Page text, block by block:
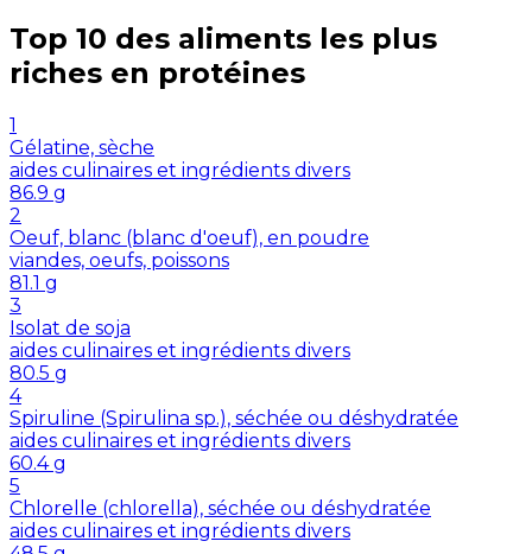
Top 10 des aliments les plus
riches en protéines
1
Gélatine, sèche
aides culinaires et ingrédients divers
86.9 g
2
Oeuf, blanc (blanc d'oeuf), en poudre
viandes, oeufs, poissons
81.1 g
3
Isolat de soja
aides culinaires et ingrédients divers
80.5 g
4
Spiruline (Spirulina sp.), séchée ou déshydratée
aides culinaires et ingrédients divers
60.4 g
5
Chlorelle (chlorella), séchée ou déshydratée
aides culinaires et ingrédients divers